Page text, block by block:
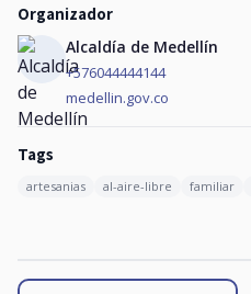
Organizador
Alcaldía de Medellín
+576044444144
medellin.gov.co
Tags
artesanias al-aire-libre familiar